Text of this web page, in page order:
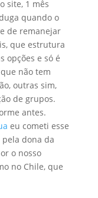
site, 1 mês
quando o
de remanejar
que estrutura
opções e só é
não tem
outras sim,
de grupos.
antes.
eu cometi esse
dona da
o nosso
no Chile, que